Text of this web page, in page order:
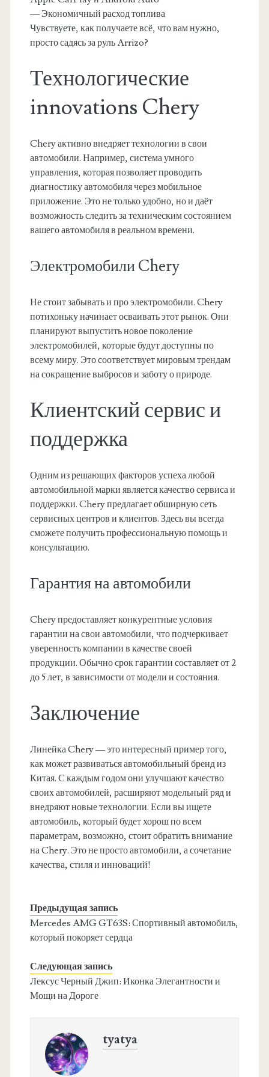
— Экономичный расход топлива
Чувствуете, как получаете всё, что вам нужно,
просто садясь за руль Arrizo?
Технологические
innovations Chery
Chery активно внедряет технологии в свои
автомобили. Например, система умного
управления, которая позволяет проводить
диагностику автомобиля через мобильное
приложение. Это не только удобно, но и даёт
возможность следить за техническим состоянием
вашего автомобиля в реальном времени.
Электромобили Chery
Не стоит забывать и про электромобили. Chery
потихоньку начинает осваивать этот рынок. Они
планируют выпустить новое поколение
электромобилей, которые будут доступны по
всему миру. Это соответствует мировым трендам
на сокращение выбросов и заботу о природе.
Клиентский сервис и
поддержка
Одним из решающих факторов успеха любой
автомобильной марки является качество сервиса и
поддержки. Chery предлагает обширную сеть
сервисных центров и клиентов. Здесь вы всегда
сможете получить профессиональную помощь и
консультацию.
Гарантия на автомобили
Chery предоставляет конкурентные условия
гарантии на свои автомобили, что подчеркивает
уверенность компании в качестве своей
продукции. Обычно срок гарантии составляет от 2
до 5 лет, в зависимости от модели и состояния.
Заключение
Линейка Chery — это интересный пример того,
как может развиваться автомобильный бренд из
Китая. С каждым годом они улучшают качество
своих автомобилей, расширяют модельный ряд и
внедряют новые технологии. Если вы ищете
автомобиль, который будет хорош по всем
параметрам, возможно, стоит обратить внимание
на Chery. Это не просто автомобили, а сочетание
качества, стиля и инноваций!
Предыдущая запись
Mercedes AMG GT63S: Спортивный автомобиль,
который покоряет сердца
Следующая запись
Лексус Черный Джип: Иконка Элегантности и
Мощи на Дороге
tyatya